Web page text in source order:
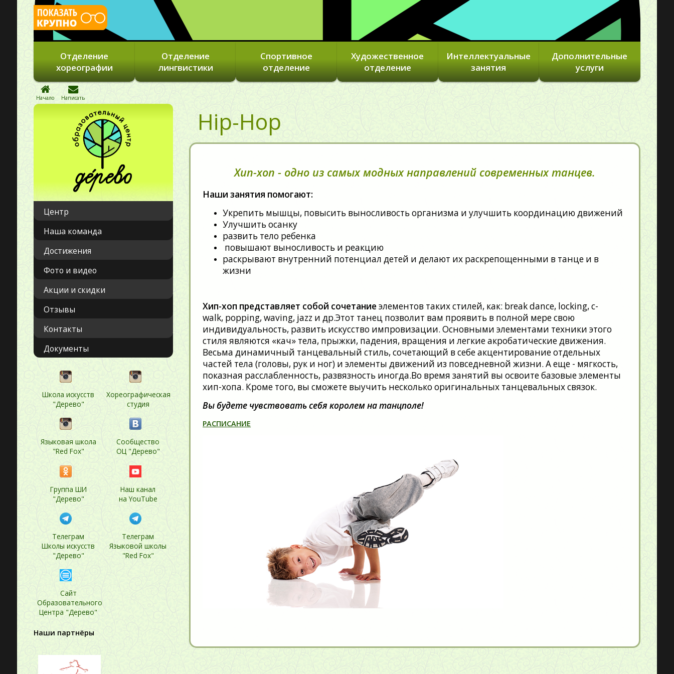
Отделение
хореографии
Отделение
лингвистики
Спортивное
отделение
Художественное
отделение
Интеллектуальные
занятия
Дополнительные
услуги
Начало Написать
Центр
Наша команда
Достижения
Фото и видео
Акции и скидки
Отзывы
Контакты
Документы
Школа искусств
"Дерево"
Хореографическая
студия
Языковая школа
"Red Fox"
Сообщество
ОЦ "Дерево"
Группа ШИ
"Дерево"
Наш канал
на YouTube
Телеграм
Школы искусств
"Дерево"
Телеграм
Языковой школы
"Red Fox"
Сайт
Образовательного
Центра "Дерево"
Наши партнёры
Hip-Hop
Хип-хоп - одно из самых модных направлений современных танцев.
Наши занятия помогают:
Укрепить мышцы, повысить выносливость организма и улучшить координацию движений
Улучшить осанку
развить тело ребенка
повышают выносливость и реакцию
раскрывают внутренний потенциал детей и делают их раскрепощенными в танце и в
жизни
Хип-хоп представляет собой сочетаниеэлементов таких стилей, как: break dance, locking, c-
walk, popping, waving, jazz и др.Этот танец позволит вам проявить в полной мере свою
индивидуальность, развить искусство импровизации. Основными элементами техники этого
стиля являются «кач» тела, прыжки, падения, вращения и легкие акробатические движения.
Весьма динамичный танцевальный стиль, сочетающий в себе акцентирование отдельных
частей тела (головы, рук и ног) и элементы движений из повседневной жизни. А еще - мягкость,
показная расслабленность, развязность иногда.Во время занятий вы освоите базовые элементы
хип-хопа. Кроме того, вы сможете выучить несколько оригинальных танцевальных связок.
Вы будете чувствовать себя королем на танцполе!
РАСПИСАНИЕ